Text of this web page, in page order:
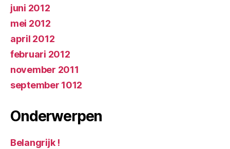
juni 2012
mei 2012
april 2012
februari 2012
november 2011
september 1012
Onderwerpen
Belangrijk !